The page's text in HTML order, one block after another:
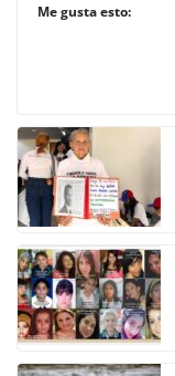
Me gusta esto: